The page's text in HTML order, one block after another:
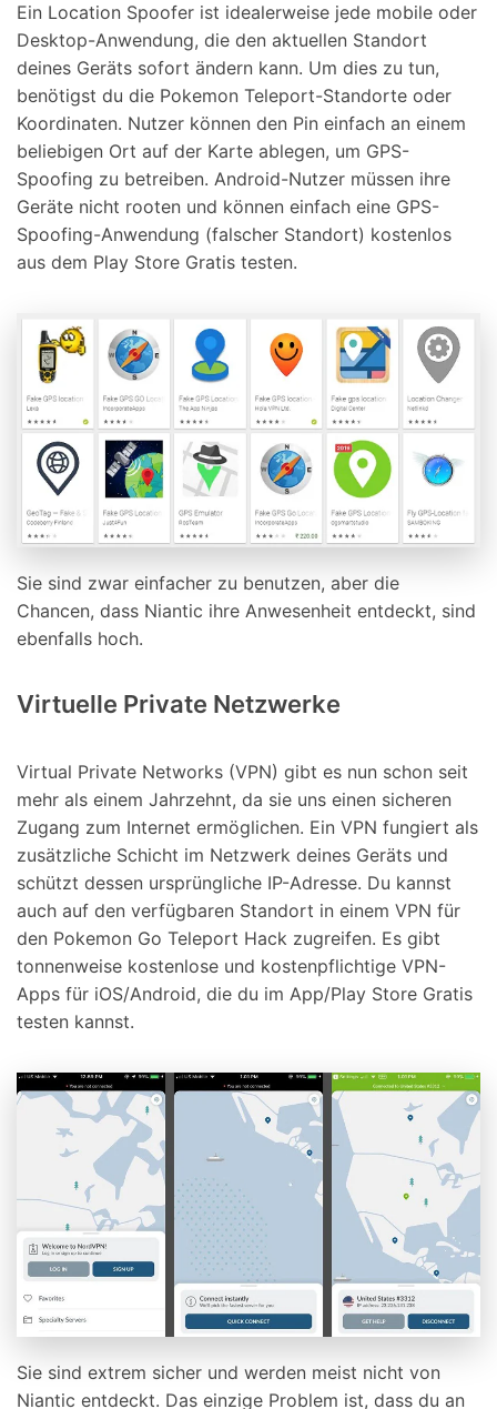
Ein Location Spoofer ist idealerweise jede mobile oder
Desktop-Anwendung, die den aktuellen Standort
deines Geräts sofort ändern kann. Um dies zu tun,
benötigst du die Pokemon Teleport-Standorte oder
Koordinaten. Nutzer können den Pin einfach an einem
beliebigen Ort auf der Karte ablegen, um GPS-
Spoofing zu betreiben. Android-Nutzer müssen ihre
Geräte nicht rooten und können einfach eine GPS-
Spoofing-Anwendung (falscher Standort) kostenlos
aus dem Play Store Gratis testen.
Sie sind zwar einfacher zu benutzen, aber die
Chancen, dass Niantic ihre Anwesenheit entdeckt, sind
ebenfalls hoch.
Virtuelle Private Netzwerke
Virtual Private Networks (VPN) gibt es nun schon seit
mehr als einem Jahrzehnt, da sie uns einen sicheren
Zugang zum Internet ermöglichen. Ein VPN fungiert als
zusätzliche Schicht im Netzwerk deines Geräts und
schützt dessen ursprüngliche IP-Adresse. Du kannst
auch auf den verfügbaren Standort in einem VPN für
den Pokemon Go Teleport Hack zugreifen. Es gibt
tonnenweise kostenlose und kostenpflichtige VPN-
Apps für iOS/Android, die du im App/Play Store Gratis
testen kannst.
Sie sind extrem sicher und werden meist nicht von
Niantic entdeckt. Das einzige Problem ist, dass du an